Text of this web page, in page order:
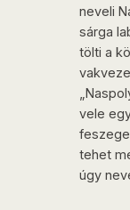
neveli
sárga
tölti a
vele
tehet
úgy